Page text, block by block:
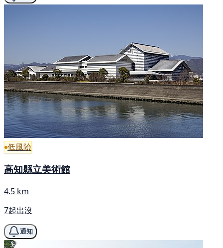
低風險
高知縣立美術館
4.5 km
7起出沒
通知